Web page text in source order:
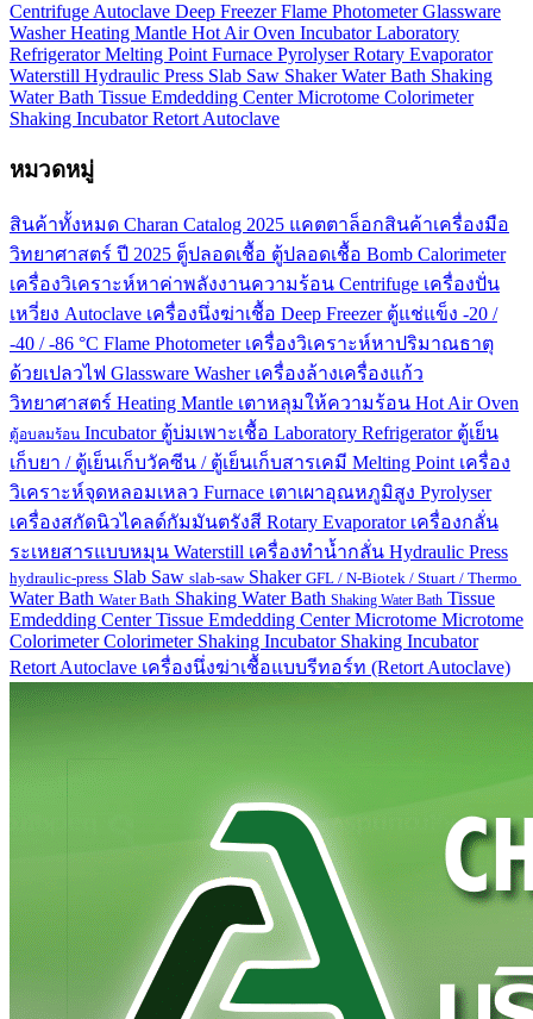
Centrifuge Autoclave Deep FreezerFlame PhotometerGlassware
WasherHeating Mantle Hot Air Oven IncubatorLaboratory
RefrigeratorMelting Point Furnace PyrolyserRotary Evaporator
Waterstill Hydraulic Press Slab Saw ShakerWater Bath Shaking
Water Bath Tissue Emdedding CenterMicrotome Colorimeter
Shaking IncubatorRetort Autoclave
หมวดหมู่
สินค้าทั้งหมด Charan Catalog 2025 แคตตาล็อกสินค้าเครื่องมือ
วิทยาศาสตร์ ปี 2025 ตู็ปลอดเชื้อ ตู้ปลอดเชื้อ Bomb Calorimeter
เครื่องวิเคราะห์หาค่าพลังงานความร้อน Centrifuge เครื่องปั่น
เหวี่ยง Autoclave เครื่องนึ่งฆ่าเชื้อ Deep Freezer ตู้แช่แข็ง -20 /
-40 / -86 °C Flame Photometer เครื่องวิเคราะห์หาปริมาณธาตุ
ด้วยเปลวไฟ Glassware Washer เครื่องล้างเครื่องแก้ว
วิทยาศาสตร์ Heating Mantle เตาหลุมให้ความร้อน Hot Air Oven
ตู้อบลมร้อน Incubator ตู้บ่มเพาะเชื้อ Laboratory Refrigerator ตู้เย็น
เก็บยา / ตู้เย็นเก็บวัคซีน / ตู้เย็นเก็บสารเคมี Melting Point เครื่อง
วิเคราะห์จุดหลอมเหลว Furnace เตาเผาอุณหภูมิสูง Pyrolyser
เครื่องสกัดนิวไคลด์กัมมันตรังสี Rotary Evaporator เครื่องกลั่น
ระเหยสารแบบหมุน Waterstill เครื่องทำน้ำกลั่น Hydraulic Press
hydraulic-press Slab Saw slab-saw Shaker GFL / N-Biotek / Stuart / Thermo
Water Bath Water Bath Shaking Water Bath Shaking Water Bath Tissue
Emdedding Center Tissue Emdedding Center Microtome Microtome
Colorimeter Colorimeter Shaking Incubator Shaking Incubator
Retort Autoclave เครื่องนึ่งฆ่าเชื้อแบบรีทอร์ท (Retort Autoclave)